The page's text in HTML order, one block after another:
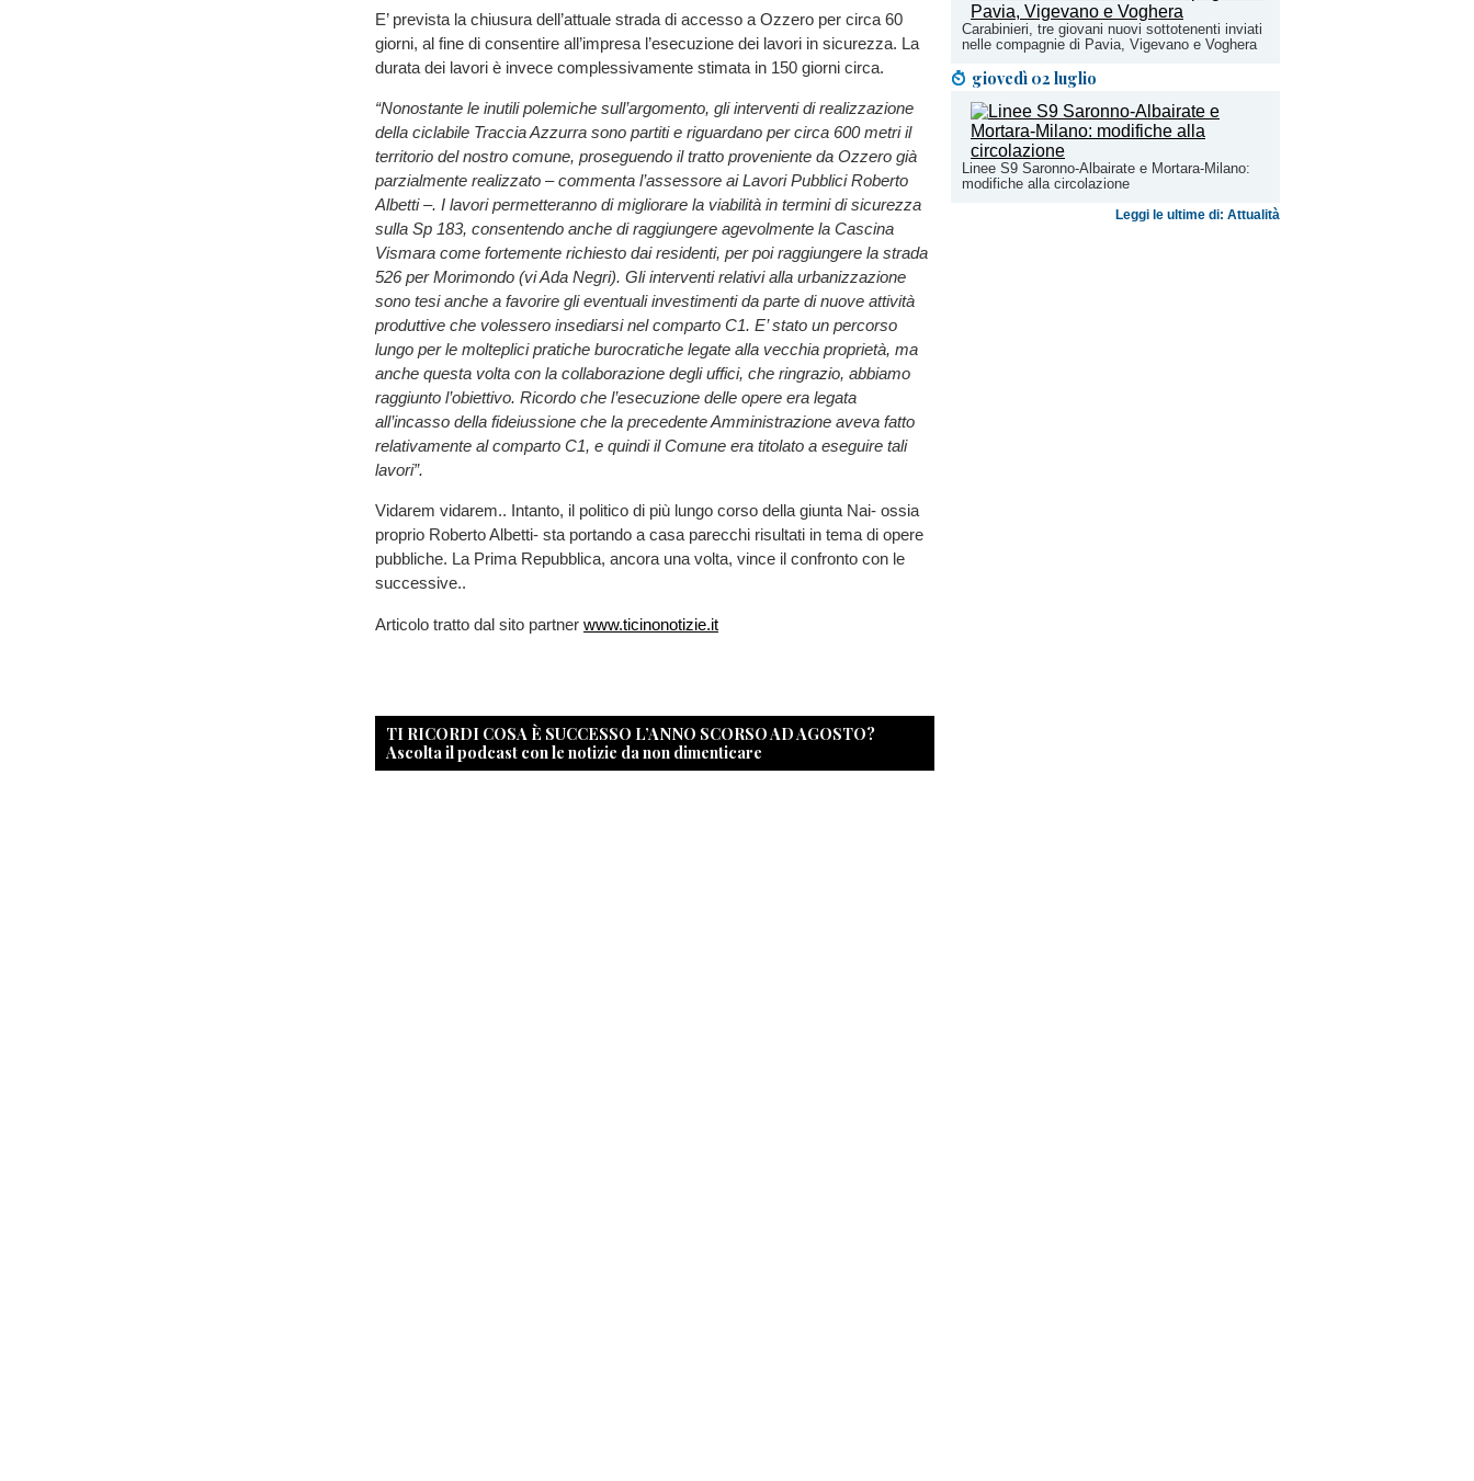
Carabinieri, tre giovani nuovi sottotenenti inviati
nelle compagnie di Pavia, Vigevano e Voghera
giovedì 02 luglio
Linee S9 Saronno-Albairate e Mortara-Milano:
modifiche alla circolazione
Leggi le ultime di: Attualità
E’ prevista la chiusura dell’attuale strada di accesso a Ozzero per circa 60
giorni, al fine di consentire all’impresa l’esecuzione dei lavori in sicurezza. La
durata dei lavori è invece complessivamente stimata in 150 giorni circa.
“Nonostante le inutili polemiche sull’argomento, gli interventi di realizzazione
della ciclabile Traccia Azzurra sono partiti e riguardano per circa 600 metri il
territorio del nostro comune, proseguendo il tratto proveniente da Ozzero già
parzialmente realizzato – commenta l’assessore ai Lavori Pubblici Roberto
Albetti –. I lavori permetteranno di migliorare la viabilità in termini di sicurezza
sulla Sp 183, consentendo anche di raggiungere agevolmente la Cascina
Vismara come fortemente richiesto dai residenti, per poi raggiungere la strada
526 per Morimondo (vi Ada Negri). Gli interventi relativi alla urbanizzazione
sono tesi anche a favorire gli eventuali investimenti da parte di nuove attività
produttive che volessero insediarsi nel comparto C1. E’ stato un percorso
lungo per le molteplici pratiche burocratiche legate alla vecchia proprietà, ma
anche questa volta con la collaborazione degli uffici, che ringrazio, abbiamo
raggiunto l’obiettivo. Ricordo che l’esecuzione delle opere era legata
all’incasso della fideiussione che la precedente Amministrazione aveva fatto
relativamente al comparto C1, e quindi il Comune era titolato a eseguire tali
lavori”.
Vidarem vidarem.. Intanto, il politico di più lungo corso della giunta Nai- ossia
proprio Roberto Albetti- sta portando a casa parecchi risultati in tema di opere
pubbliche. La Prima Repubblica, ancora una volta, vince il confronto con le
successive..
Articolo tratto dal sito partner www.ticinonotizie.it
TI RICORDI COSA È SUCCESSO L’ANNO SCORSO AD AGOSTO?
Ascolta il podcast con le notizie da non dimenticare